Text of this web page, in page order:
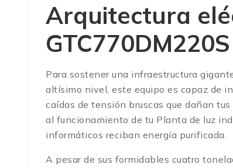
Arquitectura
GTC770DM220S
Para sostener una infraestructura
altísimo nivel, este equipo es capaz de
caídas de tensión bruscas que dañan
al funcionamiento de tu Planta de luz
informáticos reciban energía purificada.
A pesar de sus formidables cuatro